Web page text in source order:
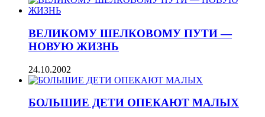
ВЕЛИКОМУ ШЕЛКОВОМУ ПУТИ —
НОВУЮ ЖИЗНЬ
24.10.2002
БОЛЬШИЕ ДЕТИ ОПЕКАЮТ МАЛЫХ